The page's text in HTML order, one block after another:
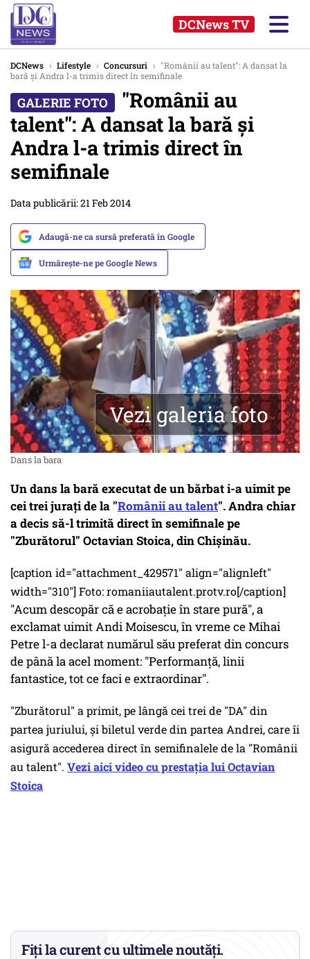
DCNews TV
DCNews › Lifestyle › Concursuri › "Românii au talent": A dansat la
bară și Andra l-a trimis direct în semifinale
"Românii au
talent": A dansat la bară și
Andra l-a trimis direct în
semifinale
Data publicării: 21 Feb 2014
Adaugă-ne ca sursă preferată în Google
Urmărește-ne pe Google News
Vezi galeria foto
Dans la bara
Un dans la bară executat de un bărbat i-a uimit pe
cei trei jurați de la "Românii au talent". Andra chiar
a decis să-l trimită direct în semifinale pe
"Zburătorul" Octavian Stoica, din Chișinău.
[caption id="attachment_429571" align="alignleft"
width="310"] Foto: romaniiautalent.protv.ro[/caption]
"Acum descopăr că e acrobație în stare pură", a
exclamat uimit Andi Moisescu, în vreme ce Mihai
Petre l-a declarat numărul său preferat din concurs
de până la acel moment: "Performanță, linii
fantastice, tot ce faci e extraordinar".
"Zburătorul" a primit, pe lângă cei trei de "DA" din
partea juriului, și biletul verde din partea Andrei, care îi
asigură accederea direct în semifinalele de la "Românii
au talent". Vezi aici video cu prestația lui Octavian
Stoica
Fiți la curent cu ultimele noutăți.